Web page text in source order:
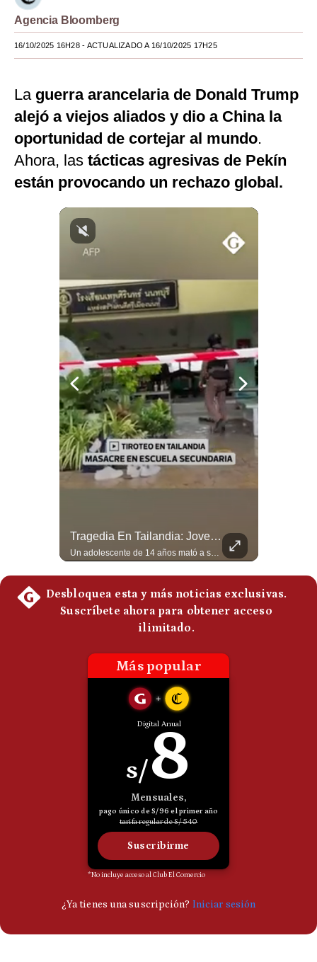
México
Tecnología
Club del Suscriptor
Mix
G de Gestión
Notas Contratadas
Fotogalerías
gestion.pe
Condiciones
Agencia Bloomberg
16/10/2025 16H28- ACTUALIZADO A 16/10/2025 17H25
La guerra arancelaria de Donald Trump
alejó a viejos aliados y dio a China la
oportunidad de cortejar al mundo.
Ahora, las tácticas agresivas de Pekín
están provocando un rechazo global.
Tragedia En Tailandia: Joven De 14 Años Ataca A Su Familia Y Colegio | Gestión Mundo
Un adolescente de 14 años mató a sus abuelos y luego atacó su colegio de secundaria en Tailandia, dejando cinco fallecidos adicionales y más de 30 heridos antes de quitarse la vida. Según las autoridades y el primer ministro Anutin Charnvirakul, el hecho habría sido motivado por estrés académico extremo. El suceso reabre el debate sobre la alta posesión de armas de fuego en el país asiático. #Tailandia #Noticias #UltimaHora #NoticiasInternacionales #Shorts 👉 Suscríbete y activa la campana para no perderte nuestro análisis diario. 🌎 Síguenos en nuestras redes sociales: 📌 Web oficial: https://gestion.pe/mundo/ 📌 LinkedIn: http://bit.ly/3HYIET0 📌 X (Twitter): http://bit.ly/4noZtX9 📌 TikTok: http://bit.ly/4evB6TO